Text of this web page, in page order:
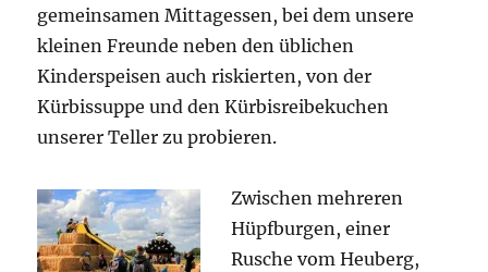
gemeinsamen Mittagessen, bei dem unsere
kleinen Freunde neben den üblichen
Kinderspeisen auch riskierten, von der
Kürbissuppe und den Kürbisreibekuchen
unserer Teller zu probieren.
Zwischen mehreren
Hüpfburgen, einer
Rusche vom Heuberg,